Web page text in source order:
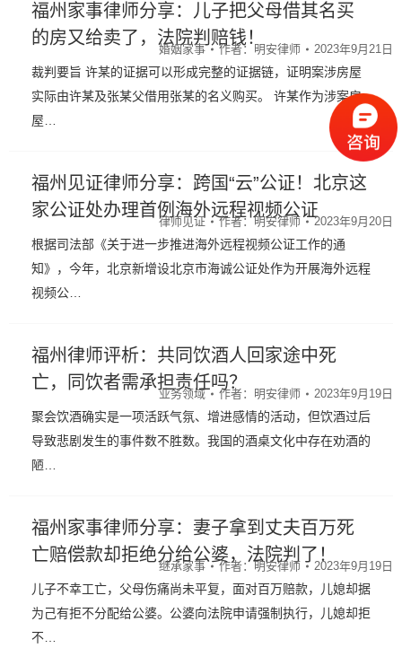
福州家事律师分享：儿子把父母借其名买
的房又给卖了，法院判赔钱！
婚姻家事 作者： 明安律师 2023年9月21日
裁判要旨 许某的证据可以形成完整的证据链，证明案涉房屋
实际由许某及张某父借用张某的名义购买。 许某作为涉案房
屋…
福州见证律师分享：跨国“云”公证！北京这
家公证处办理首例海外远程视频公证
律师见证 作者：明安律师 2023年9月20日
根据司法部《关于进一步推进海外远程视频公证工作的通
知》，今年，北京新增设北京市海诚公证处作为开展海外远程
视频公…
福州律师评析：共同饮酒人回家途中死
亡，同饮者需承担责任吗？
业务领域 作者： 明安律师 2023年9月19日
聚会饮酒确实是一项活跃气氛、增进感情的活动，但饮酒过后
导致悲剧发生的事件数不胜数。我国的酒桌文化中存在劝酒的
陋…
福州家事律师分享：妻子拿到丈夫百万死
亡赔偿款却拒绝分给公婆，法院判了！
继承家事 作者：明安律师 2023年9月19日
儿子不幸工亡，父母伤痛尚未平复，面对百万赔款，儿媳却据
为己有拒不分配给公婆。公婆向法院申请强制执行，儿媳却拒
不…